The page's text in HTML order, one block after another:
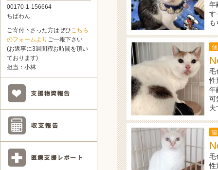
年
す
毛
性
年
可
毛
性
00170-1-156664
ちばわん
ご寄付下さった方はぜひこちら
のフォームより ご一報下さい
(お返事に3週間程お時間を頂い
ております)
担当：小林